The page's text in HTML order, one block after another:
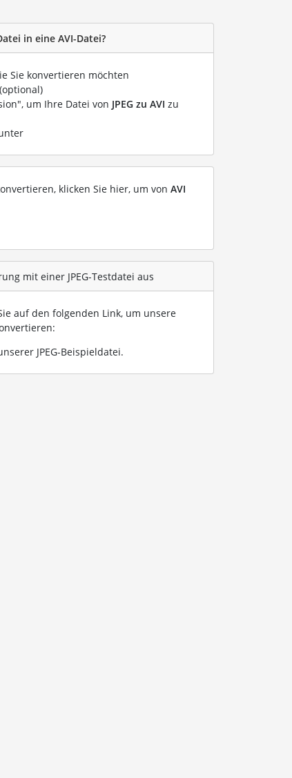
in eine AVI-Datei?
Sie konvertieren möchten
um Ihre Datei von JPEG zu AVI zu
klicken Sie hier, um von AVI
mit einer JPEG-Testdatei aus
auf den folgenden Link, um unsere
JPEG-Beispieldatei.